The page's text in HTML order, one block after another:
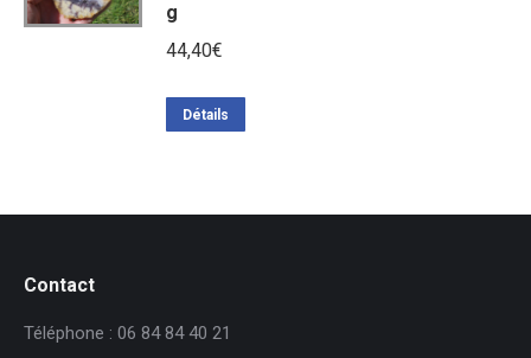
g
44,40€
Détails
Contact
Téléphone : 06 84 84 40 21